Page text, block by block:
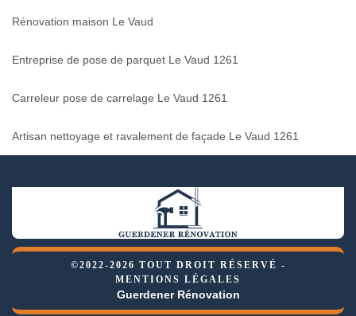
Rénovation maison Le Vaud
Entreprise de pose de parquet Le Vaud 1261
Carreleur pose de carrelage Le Vaud 1261
Artisan nettoyage et ravalement de façade Le Vaud 1261
©2022-2026 TOUT DROIT RÉSERVÉ -
MENTIONS LÉGALES
Guerdener Rénovation